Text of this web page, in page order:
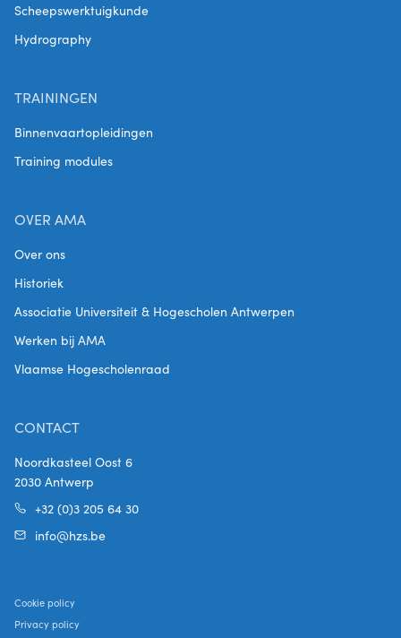
Scheepswerktuigkunde
Hydrography
TRAININGEN
Binnenvaartopleidingen
Training modules
OVER AMA
Over ons
Historiek
Associatie Universiteit & Hogescholen Antwerpen
Werken bij AMA
Vlaamse Hogescholenraad
CONTACT
Noordkasteel Oost 6
2030 Antwerp
+32 (0)3 205 64 30
info@hzs.be
Cookie policy
Privacy policy